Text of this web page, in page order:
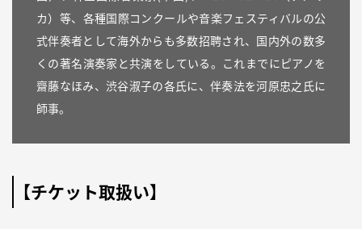
カ）等、各種国際コンクールや音楽フェスティバルの公
式伴奏者として海外からも多数招聘され、国内外の数多
くの著名演奏家と共演をしている。これまでにピアノを
齋藤なほみ、渋谷淑子の各氏に、伴奏法を河原忠之氏に
師事。
【チケット取扱い】